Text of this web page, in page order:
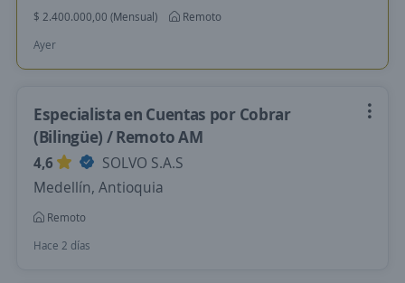
$ 2.400.000,00 (Mensual)
Remoto
Ayer
Especialista en Cuentas por Cobrar
(Bilingüe) / Remoto AM
4,6
SOLVO S.A.S
Medellín, Antioquia
Remoto
Hace 2 días